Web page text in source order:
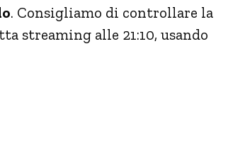
. Consigliamo di controllare la
streaming alle 21:10, usando